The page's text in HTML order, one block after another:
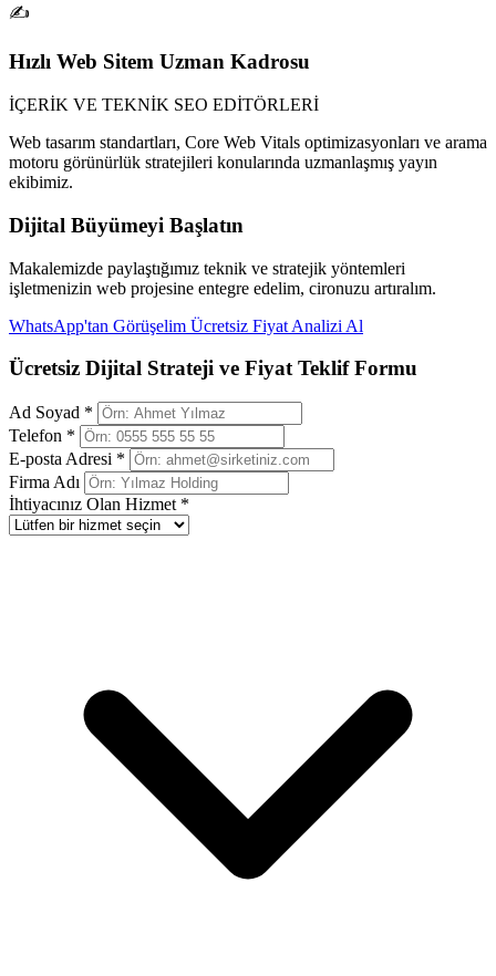
✍️
Hızlı Web Sitem Uzman Kadrosu
İÇERİK VE TEKNİK SEO EDİTÖRLERİ
Web tasarım standartları, Core Web Vitals optimizasyonları ve arama
motoru görünürlük stratejileri konularında uzmanlaşmış yayın
ekibimiz.
Dijital Büyümeyi Başlatın
Makalemizde paylaştığımız teknik ve stratejik yöntemleri
işletmenizin web projesine entegre edelim, cironuzu artıralım.
WhatsApp'tan Görüşelim Ücretsiz Fiyat Analizi Al
Ücretsiz Dijital Strateji ve Fiyat Teklif Formu
Ad Soyad *
Telefon *
E-posta Adresi *
Firma Adı
İhtiyacınız Olan Hizmet *